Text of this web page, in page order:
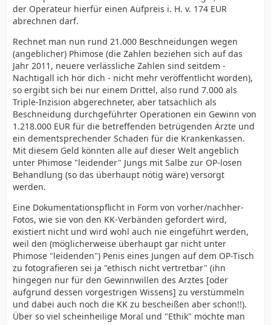
der Operateur hierfür einen Aufpreis i. H. v. 174 EUR
abrechnen darf.
Rechnet man nun rund 21.000 Beschneidungen wegen
(angeblicher) Phimose (die Zahlen beziehen sich auf das
Jahr 2011, neuere verlässliche Zahlen sind seitdem -
Nachtigall ich hör dich - nicht mehr veröffentlicht worden),
so ergibt sich bei nur einem Drittel, also rund 7.000 als
Triple-Inzision abgerechneter, aber tatsächlich als
Beschneidung durchgeführter Operationen ein Gewinn von
1.218.000 EUR für die betreffenden betrügenden Ärzte und
ein dementsprechender Schaden für die Krankenkassen.
Mit diesem Geld könnten alle auf dieser Welt angeblich
unter Phimose "leidender" Jungs mit Salbe zur OP-losen
Behandlung (so das überhaupt nötig wäre) versorgt
werden.
Eine Dokumentationspflicht in Form von vorher/nachher-
Fotos, wie sie von den KK-Verbänden gefordert wird,
existiert nicht und wird wohl auch nie eingeführt werden,
weil den (möglicherweise überhaupt gar nicht unter
Phimose "leidenden") Penis eines Jungen auf dem OP-Tisch
zu fotografieren sei ja "ethisch nicht vertretbar" (ihn
hingegen nur für den Gewinnwillen des Arztes [oder
aufgrund dessen vorgestrigen Wissens] zu verstümmeln
und dabei auch noch die KK zu bescheißen aber schon!!).
Über so viel scheinheilige Moral und "Ethik" möchte man